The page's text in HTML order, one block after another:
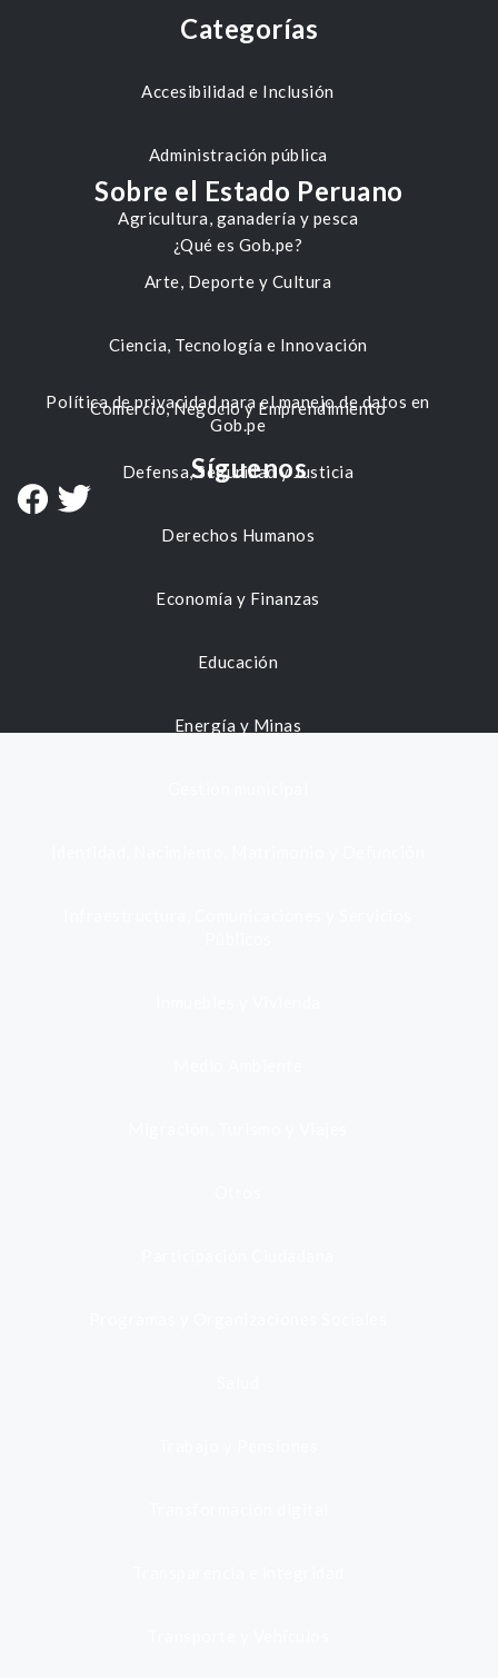
Categorías
Accesibilidad e Inclusión
Administración pública
Agricultura, ganadería y pesca
Arte, Deporte y Cultura
Ciencia, Tecnología e Innovación
Comercio, Negocio y Emprendimiento
Defensa, Seguridad y Justicia
Derechos Humanos
Economía y Finanzas
Educación
Energía y Minas
Sobre el Estado Peruano
¿Qué es Gob.pe?
Política de privacidad para el manejo de datos en
Gob.pe
Síguenos